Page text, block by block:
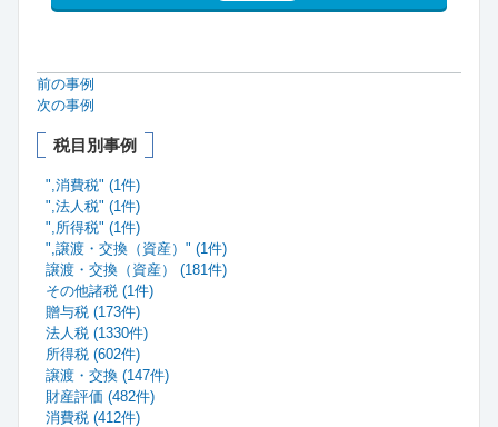
前の事例
次の事例
税目別事例
",消費税" (1件)
",法人税" (1件)
",所得税" (1件)
",譲渡・交換（資産）" (1件)
譲渡・交換（資産） (181件)
その他諸税 (1件)
贈与税 (173件)
法人税 (1330件)
所得税 (602件)
譲渡・交換 (147件)
財産評価 (482件)
消費税 (412件)